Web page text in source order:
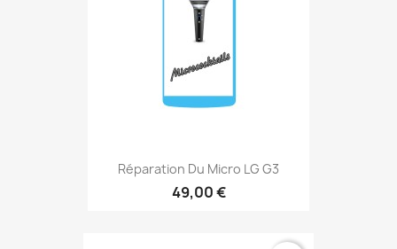
Réparation Du Micro LG G3
49,00 €